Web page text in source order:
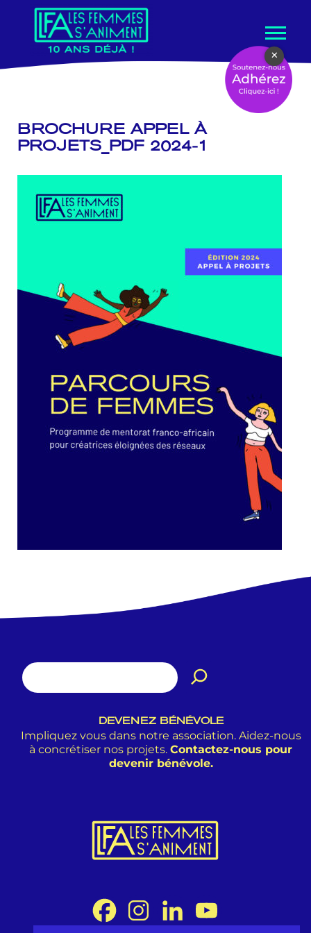
contenu
BROCHURE APPEL À
PROJETS_PDF 2024-1
DEVENEZ BÉNÉVOLE
Impliquez vous dans notre association. Aidez-nous
à concrétiser nos projets. Contactez-nous pour
devenir bénévole.
×